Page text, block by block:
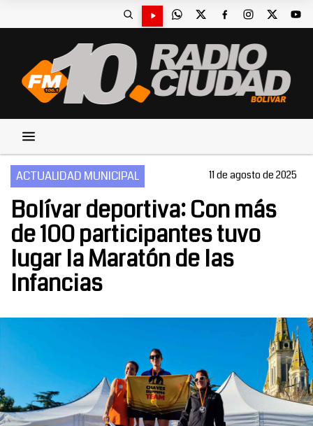
ACTUALIDAD MUNICIPAL 11 de agosto de 2025
Bolívar deportiva: Con más
de 100 participantes tuvo
lugar la Maratón de las
Infancias